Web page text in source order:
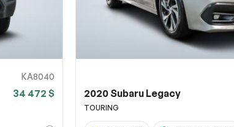
KA8040
34 472 $ 2020 Subaru Legacy
TOURING